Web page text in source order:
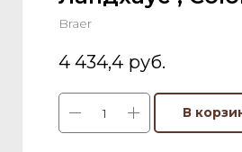
Braer
4 434,4 руб.
В